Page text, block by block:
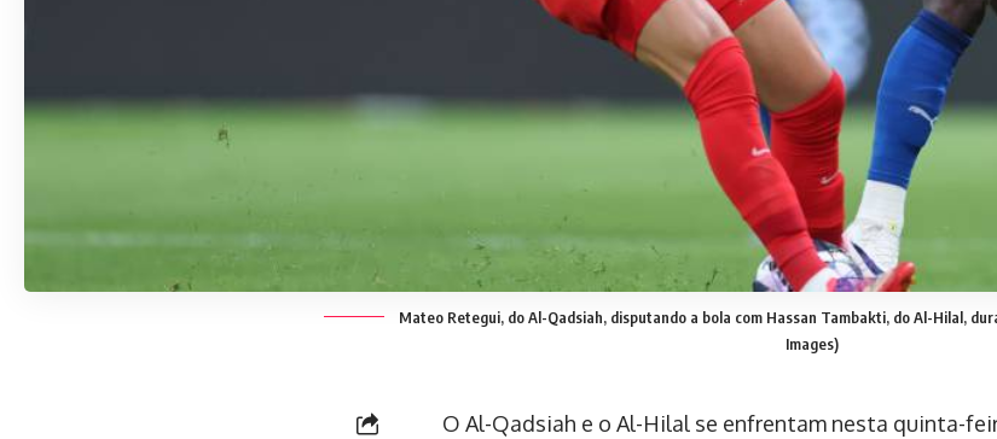
Mateo Retegui, do Al-Qadsiah, disputando a bola com Hassan Tambakti, do Al-Hilal,
Images)
O Al-Qadsiah e o Al-Hilal se enfrentam nesta quinta-